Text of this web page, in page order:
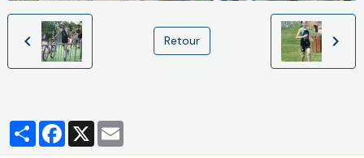
Retour
PartagerFacebook
X